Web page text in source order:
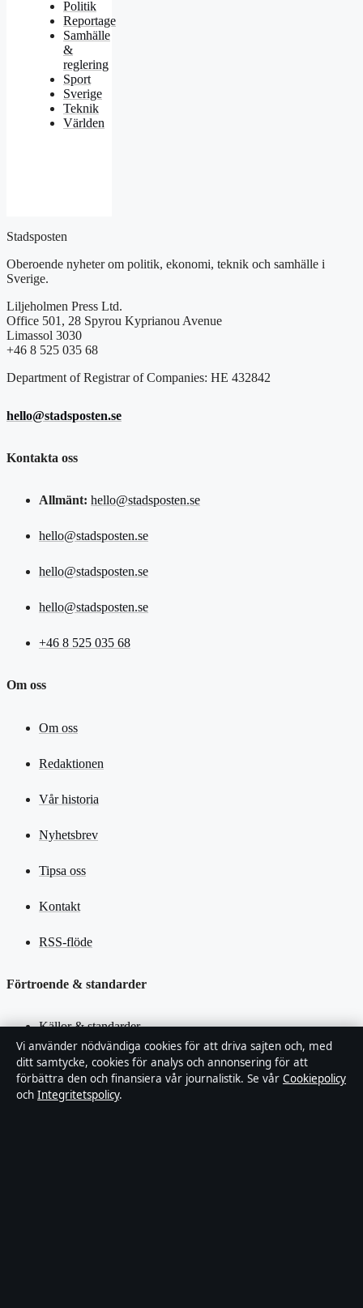
Politik
Reportage
Samhälle
&
reglering
Sport
Sverige
Teknik
Världen
Stadsposten
Oberoende nyheter om politik, ekonomi, teknik och samhälle i
Sverige.
Liljeholmen Press Ltd.
Office 501, 28 Spyrou Kyprianou Avenue
Limassol 3030
+46 8 525 035 68
Department of Registrar of Companies: HE 432842
hello@stadsposten.se
Kontakta oss
Allmänt: hello@stadsposten.se
hello@stadsposten.se
hello@stadsposten.se
hello@stadsposten.se
+46 8 525 035 68
Om oss
Om oss
Redaktionen
Vår historia
Nyhetsbrev
Tipsa oss
Kontakt
RSS-flöde
Förtroende & standarder
Källor & standarder
Redaktionell policy
Rättelsepolicy
Vi använder nödvändiga cookies för att driva sajten och, med
ditt samtycke, cookies för analys och annonsering för att
förbättra den och finansiera vår journalistik. Se vår Cookiepolicy
och Integritetspolicy.